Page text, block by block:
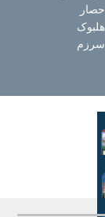
حصار
هلبوک
سرزم